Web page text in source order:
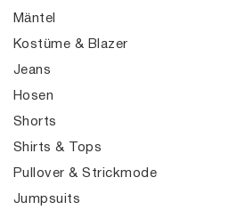
Mäntel
Kostüme & Blazer
Jeans
Hosen
Shorts
Shirts & Tops
Pullover & Strickmode
Jumpsuits